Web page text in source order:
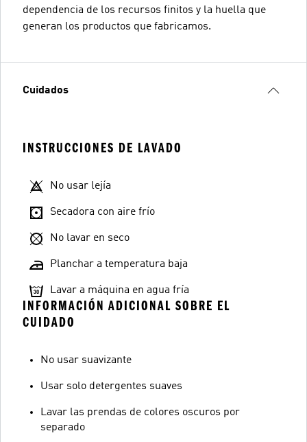
dependencia de los recursos finitos y la huella que
generan los productos que fabricamos.
Cuidados
INSTRUCCIONES DE LAVADO
No usar lejía
Secadora con aire frío
No lavar en seco
Planchar a temperatura baja
Lavar a máquina en agua fría
INFORMACIÓN ADICIONAL SOBRE EL
CUIDADO
No usar suavizante
Usar solo detergentes suaves
Lavar las prendas de colores oscuros por
separado